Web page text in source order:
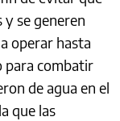
y se generen
operar hasta
para combatir
de agua en el
que las